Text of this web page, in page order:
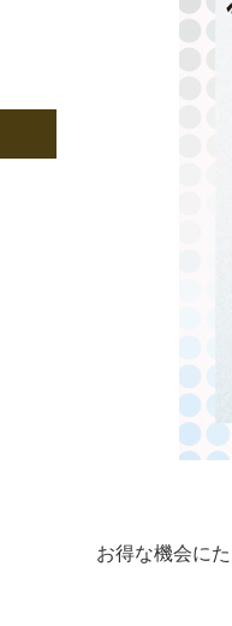
お得な機会に